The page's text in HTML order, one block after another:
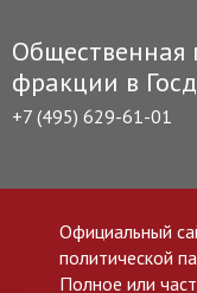
Общественная
фракции в
+7 (495) 629-61-01
Официальный
политической
Полное или